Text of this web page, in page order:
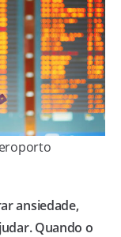
ansiedade,
Quando o